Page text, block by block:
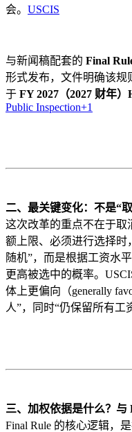
会。 USCIS
与新闻稿配套的 Final
形式发布，文件明确该规
于 FY 2027（2027 财年
Public Inspection+1
二、最关键变化：不是“
这次改革的重点不在于取
额上限、必须进行选择时
随机”，而是根据工资水
更高被选中的概率。
体上更偏向（generally
人”，同时“仍保留所有工
三、加权依据是什么？与
Final Rule 的核心逻辑，